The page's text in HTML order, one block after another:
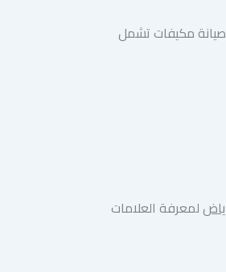
صيانة مكيفات تشمل
لمعرفة العلامات